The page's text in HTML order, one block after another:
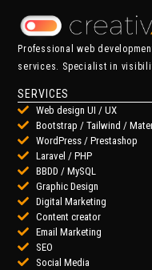
Professional web
services. Specialist in
SERVICES
Web design UI / UX
Bootstrap / Tailwind /
WordPress / Prestashop
Laravel / PHP
BBDD / MySQL
Graphic Design
Digital Marketing
Content creator
Email Marketing
SEO
Social Media